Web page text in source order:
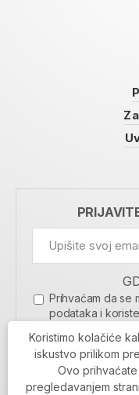
Prihvaćam da se
podataka i
Koristimo kolačiće
iskustvo prilikom
Ovo
pregledavanjem